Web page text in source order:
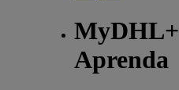
MyDHL+
Aprenda